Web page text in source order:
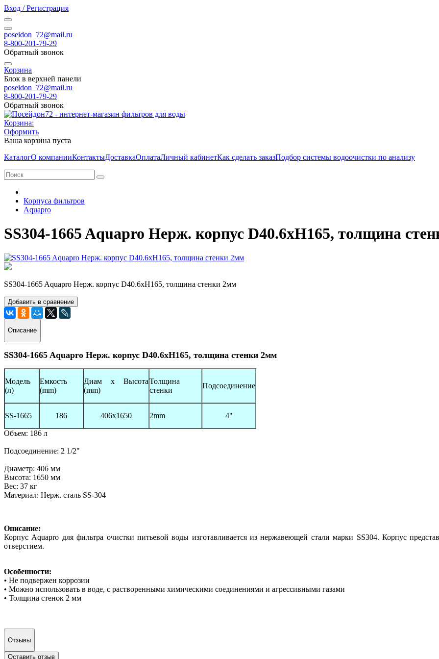
Вход / Регистрация
poseidon_72@mail.ru
8-800-201-79-29
Обратный звонок
Корзина
Блок в верхней панели
poseidon_72@mail.ru
8-800-201-79-29
Обратный звонок
Корзина:
Оформить
Ваша корзина пуста
КаталогО компанииКонтактыДоставкаОплатаЛичный кабинетКак сделать заказПодбор системы водоочистки по анализу
Корпуса фильтров
Aquapro
SS304-1665 Aquapro Нерж. корпус D40.6xH165, толщина
SS304-1665 Aquapro Нерж. корпус D40.6xH165, толщина стенки 2мм
Добавить в сравнение
Описание
SS304-1665 Aquapro Нерж. корпус D40.6xH165, толщина стенки 2мм
Модель
(л)
Емкость
(mm)
Диам x Высота
(mm)
Толщина
стенки
Подсоединение
SS-1665 186 406x1650 2mm 4"
Объем: 186 л
Подсоединение: 2 1/2"
Диаметр: 406 мм
Высота: 1650 мм
Вес: 37 кг
Материал: Нерж. сталь SS-304
Описание:
Корпус Aquapro для фильтра очистки питьевой воды изготавливается из нержавеющей стали марки SS304. Корпус
отверстием.
Особенности:
• Не подвержен коррозии
• Можно использовать в воде, с растворенными химическими соединениями и агрессивными газами
• Толщина стенок 2 мм
Отзывы
Оставить отзыв